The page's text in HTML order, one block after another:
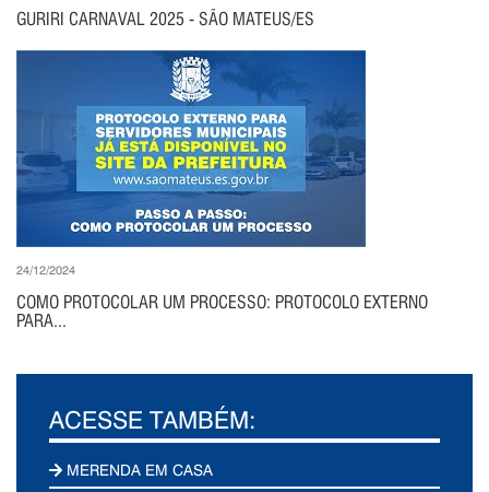
GURIRI CARNAVAL 2025 - SÃO MATEUS/ES
24/12/2024
COMO PROTOCOLAR UM PROCESSO: PROTOCOLO EXTERNO
PARA...
ACESSE TAMBÉM:
MERENDA EM CASA